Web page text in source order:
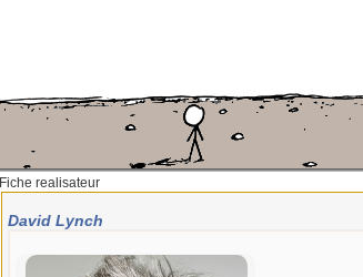
Fiche realisateur
David Lynch